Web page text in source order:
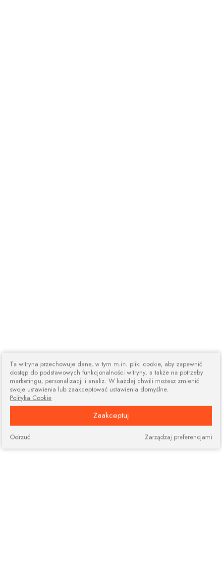
Ta witryna przechowuje dane, w tym m.in. pliki cookie, aby zapewnić
dostęp do podstawowych funkcjonalności witryny, a także na potrzeby
marketingu, personalizacji i analiz. W każdej chwili możesz zmienić
swoje ustawienia lub zaakceptować ustawienia domyślne.
Polityka Cookie
Zaakceptuj
Zarządzaj preferencjami
Odrzuć